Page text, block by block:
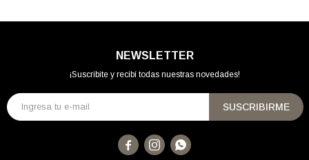
NEWSLETTER
¡Suscribite y recibí todas nuestras novedades!
SUSCRIBIRME
  